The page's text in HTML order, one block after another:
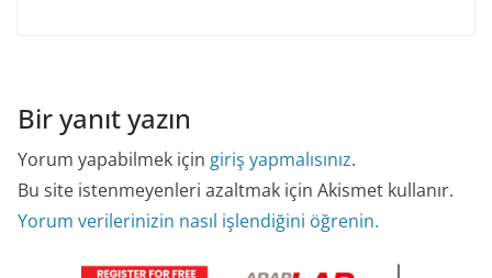
Bir yanıt yazın
Yorum yapabilmek için giriş yapmalısınız.
Bu site istenmeyenleri azaltmak için Akismet kullanır.
Yorum verilerinizin nasıl işlendiğini öğrenin.